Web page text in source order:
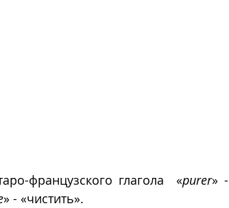
французского глагола  «purer» -
» - «чистить».